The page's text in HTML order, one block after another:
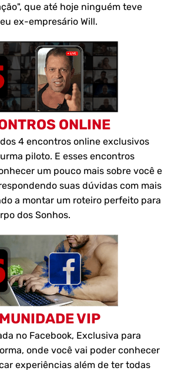
que até hoje ninguém teve
ex-empresário Will.
ONLINE
4 encontros online exclusivos
piloto. E esses encontros
um pouco mais sobre você e
suas dúvidas com mais
a montar um roteiro perfeito para
dos Sonhos.
VIP
no Facebook, Exclusiva para
onde você vai poder conhecer
experiências além de ter todas